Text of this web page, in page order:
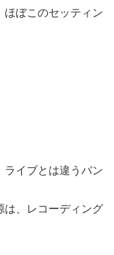
ほぼこのセッティン
ライブとは違うバン
は、レコーディング